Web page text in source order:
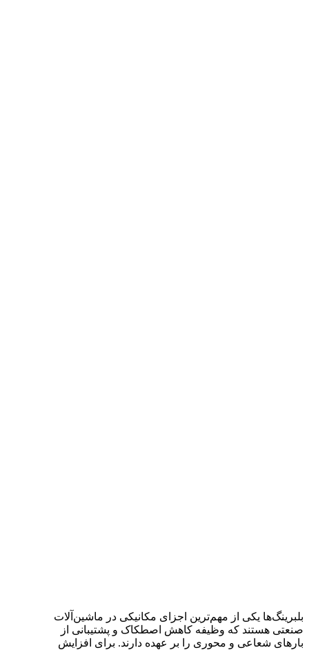
بلبرینگ‌ها یکی از مهم‌ترین اجزای مکانیکی در ماشین‌آلات
صنعتی هستند که وظیفه کاهش اصطکاک و پشتیبانی از
بارهای شعاعی و محوری را بر عهده دارند. برای افزایش